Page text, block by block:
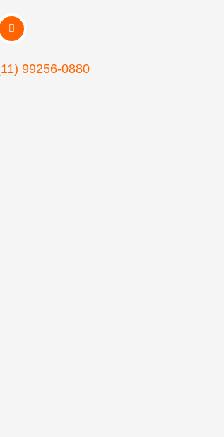
99256-0880